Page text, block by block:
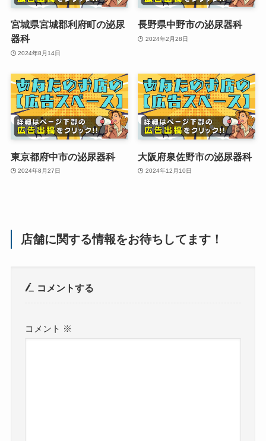
宮城県宮城郡利府町の泌尿
器科
2024年8月14日
長野県中野市の泌尿器科
2024年2月28日
東京都府中市の泌尿器科
2024年8月27日
大阪府泉佐野市の泌尿器科
2024年12月10日
店舗に関する情報をお待ちしてます！
コメントする
コメント ※